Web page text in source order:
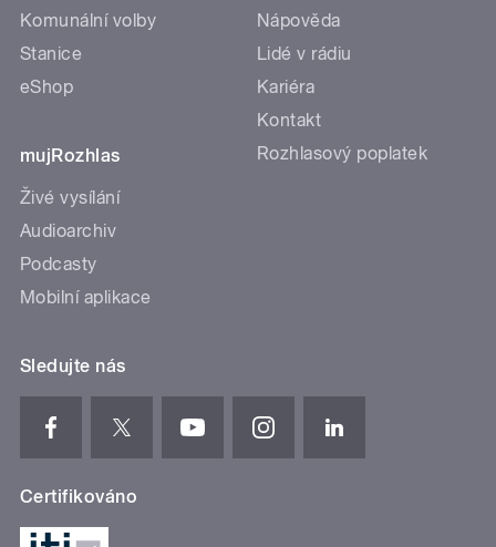
Komunální volby
Stanice
eShop
mujRozhlas
Živé vysílání
Audioarchiv
Podcasty
Mobilní aplikace
Nápověda
Lidé v rádiu
Kariéra
Kontakt
Rozhlasový poplatek
Sledujte nás
Certifikováno